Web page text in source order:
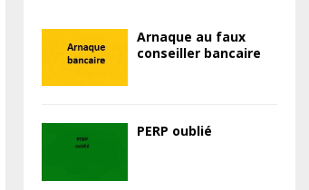
Arnaque au faux
conseiller bancaire
PERP oublié